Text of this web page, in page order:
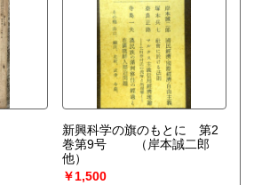
新興科学の旗のもとに 第2
巻第9号
（岸本誠二郎
他）
￥1,500